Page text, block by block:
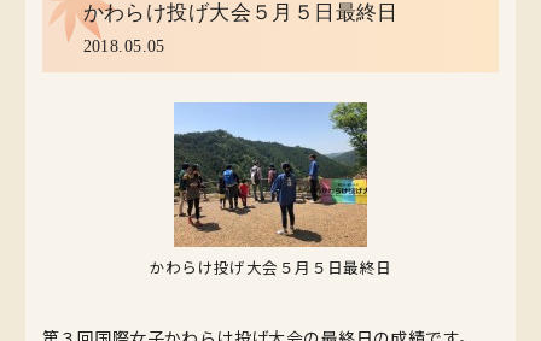
かわらけ投げ大会５月５日最終日
2018.05.05
かわらけ投げ大会５月５日最終日